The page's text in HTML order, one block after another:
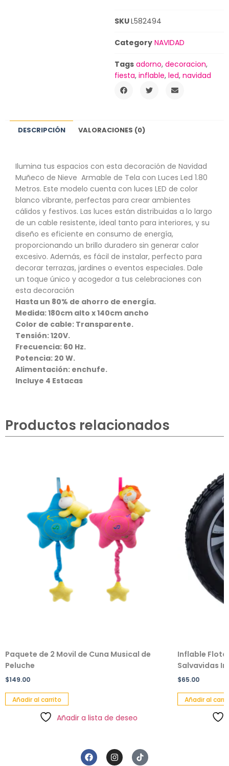
SKUL582494
Category NAVIDAD
Tags adorno, decoracion,
fiesta, inflable, led, navidad
DESCRIPCIÓN VALORACIONES (0)
Ilumina tus espacios con esta decoración de Navidad
Muñeco de Nieve Armable de Tela con Luces Led 1.80
Metros. Este modelo cuenta con luces LED de color
blanco vibrante, perfectas para crear ambientes
cálidos y festivos. Las luces están distribuidas a lo largo
de un cable resistente, ideal tanto para interiores, y su
diseño es eficiente en consumo de energía,
proporcionando un brillo duradero sin generar calor
excesivo. Además, es fácil de instalar, perfecto para
decorar terrazas, jardines o eventos especiales. Dale
un toque único y acogedor a tus celebraciones con
esta decoración
Hasta un 80% de ahorro de energía.
Medida: 180cm alto x 140cm ancho
Color de cable: Transparente.
Tensión: 120V.
Frecuencia: 60 Hz.
Potencia: 20 W.
Alimentación: enchufe.
Incluye 4 Estacas
Productos relacionados
Paquete de 2 Movil de Cuna Musical de
Peluche
$149.00
Añadir al carrito
Añadir a lista de deseo
Inflable
Salvavidas
$65.00
Añadir al